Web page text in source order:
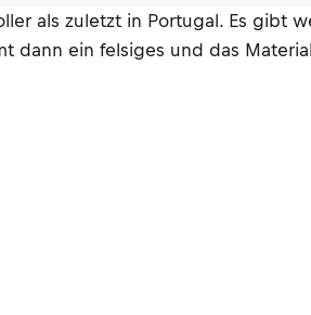
als zuletzt in Portugal. Es gibt
ein felsiges und das